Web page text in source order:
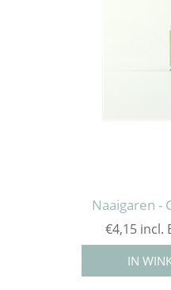
Naaigaren -
€4,15 incl.